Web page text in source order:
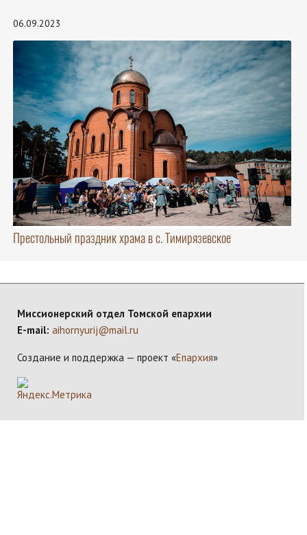
06.09.2023
Престольный праздник храма в с. Тимирязевское
Миссионерский отдел Томской епархии
E-mail: aihornyurij@mail.ru
Создание и поддержка — проект «Епархия»